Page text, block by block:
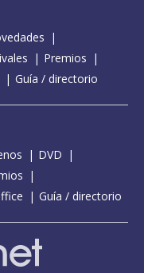
Premios
Guía / directorio
DVD
Guía / directorio